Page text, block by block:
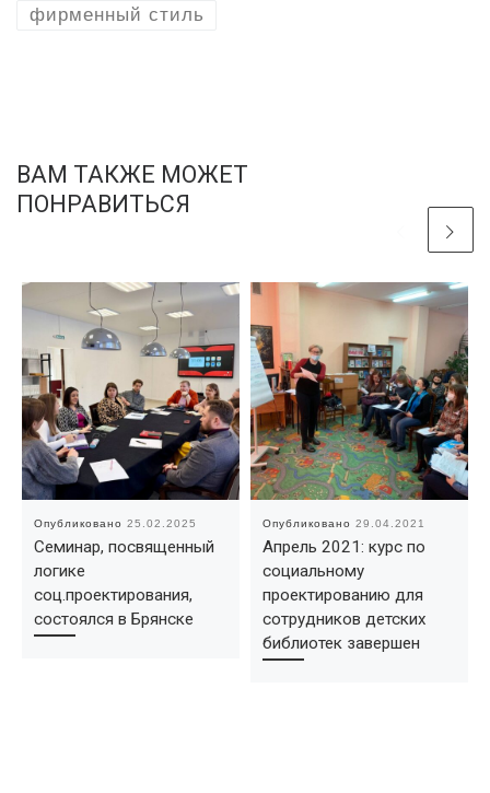
фирменный стиль
ВАМ ТАКЖЕ МОЖЕТ
ПОНРАВИТЬСЯ
Опубликовано 25.02.2025
Семинар, посвященный
логике
соц.проектирования,
состоялся в Брянске
Опубликовано 29.04.2021
Апрель 2021: курс по
социальному
проектированию для
сотрудников детских
библиотек завершен